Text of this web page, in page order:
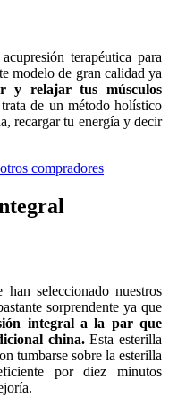
terapéutica para
modelo de gran calidad ya
y relajar tus músculos
de un método holístico
recargar tu energía y decir
compradores
seleccionado nuestros
sorprendente ya que
integral a la par que
china.Esta esterilla
tumbarse sobre la esterilla
por diez minutos